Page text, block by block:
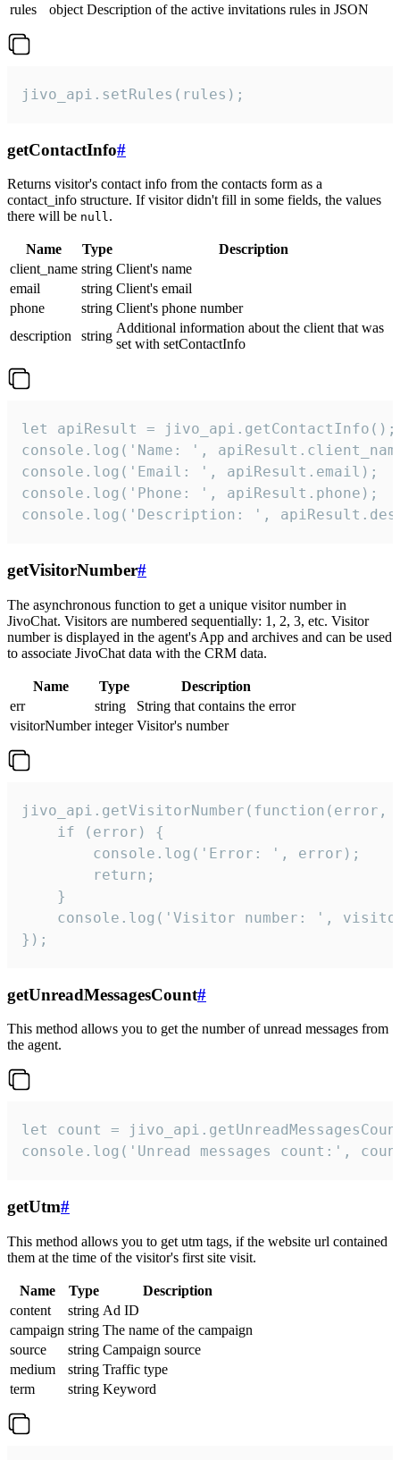
rules
object Description of the active invitations rules in JSON
jivo_api.setRules(rules);
getContactInfo#
Returns visitor's contact info from the contacts form as a
contact_info structure. If visitor didn't fill in some fields, the values
there will be null.
Name Type
Description
client_name string Client's name
email
string Client's email
phone
string Client's phone number
description
string
Additional information about the client that was
set with setContactInfo
let apiResult = jivo_api.getContactInfo();
console.log('Name: ',
console.log('Email: ', apiResult.email);
console.log('Phone: ', apiResult.phone);
console.log('Description: ',
getVisitorNumber#
The asynchronous function to get a unique visitor number in
JivoChat. Visitors are numbered sequentially: 1, 2, 3, etc. Visitor
number is displayed in the agent's App and archives and can be used
to associate JivoChat data with the CRM data.
Name Type
Description
err
string
String that contains the error
visitorNumber integer Visitor's number
jivo_api.getVisitorNumber(function(error,
    if (error) {
        console.log('Error: ', error);
        return;
    }
console.log('Visitor number: ',
});
getUnreadMessagesCount#
This method allows you to get the number of unread messages from
the agent.
let count =
console.log('Unread messages count:',
getUtm#
This method allows you to get utm tags, if the website url contained
them at the time of the visitor's first site visit.
Name Type
Description
content
string Ad ID
campaign string The name of the campaign
source
string Campaign source
medium
string Traffic type
term
string Keyword